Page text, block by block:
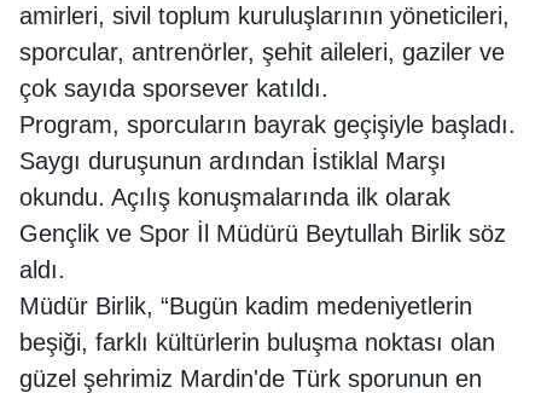
amirleri, sivil toplum kuruluşlarının yöneticileri,
sporcular, antrenörler, şehit aileleri, gaziler ve
çok sayıda sporsever katıldı.
Program, sporcuların bayrak geçişiyle başladı.
Saygı duruşunun ardından İstiklal Marşı
okundu. Açılış konuşmalarında ilk olarak
Gençlik ve Spor İl Müdürü Beytullah Birlik söz
aldı.
Müdür Birlik, “Bugün kadim medeniyetlerin
beşiği, farklı kültürlerin buluşma noktası olan
güzel şehrimiz Mardin'de Türk sporunun en